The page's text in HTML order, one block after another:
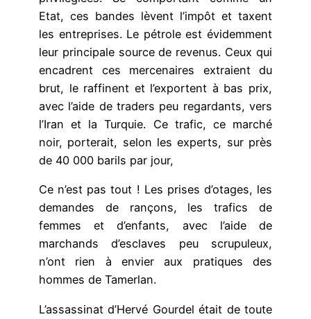
Etat, ces bandes lèvent l’impôt et taxent
les entreprises. Le pétrole est évidemment
leur principale source de revenus. Ceux qui
encadrent ces mercenaires extraient du
brut, le raffinent et l’exportent à bas prix,
avec l’aide de traders peu regardants, vers
l’Iran et la Turquie. Ce trafic, ce marché
noir, porterait, selon les experts, sur près
de 40 000 barils par jour,
Ce n’est pas tout ! Les prises d’otages, les
demandes de rançons, les trafics de
femmes et d’enfants, avec l’aide de
marchands d’esclaves peu scrupuleux,
n’ont rien à envier aux pratiques des
hommes de Tamerlan.
L’assassinat d’Hervé Gourdel était de toute